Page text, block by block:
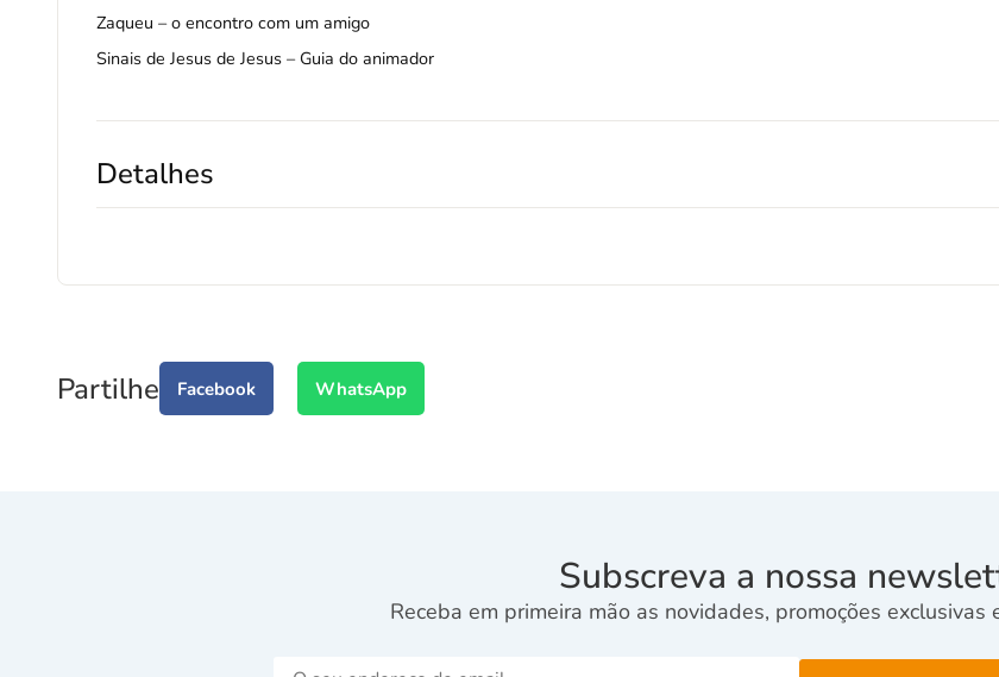
Zaqueu – o encontro com um amigo
Sinais de Jesus de Jesus – Guia do animador
Detalhes
Partilhe Facebook WhatsApp
Subscreva a nossa
Receba em primeira mão as novidades, promoções exclusivas